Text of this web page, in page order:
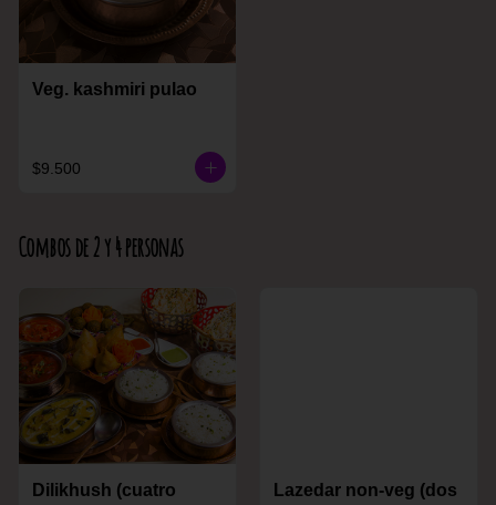
Veg. kashmiri pulao
$9.500
Combos de 2 y 4 personas
Dilikhush (cuatro
Lazedar non-veg (dos